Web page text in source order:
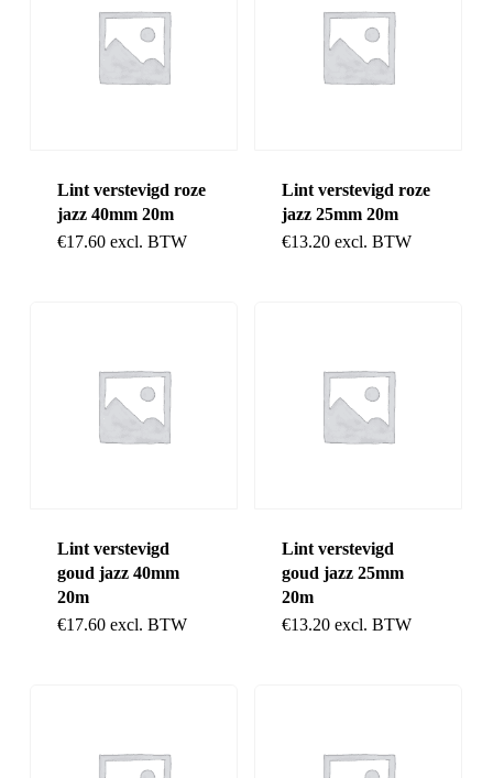
Lint verstevigd roze
jazz 40mm 20m
€17.60 excl. BTW
Lint verstevigd roze
jazz 25mm 20m
€13.20 excl. BTW
Lint verstevigd
goud jazz 40mm
20m
€17.60 excl. BTW
Lint verstevigd
goud jazz 25mm
20m
€13.20 excl. BTW